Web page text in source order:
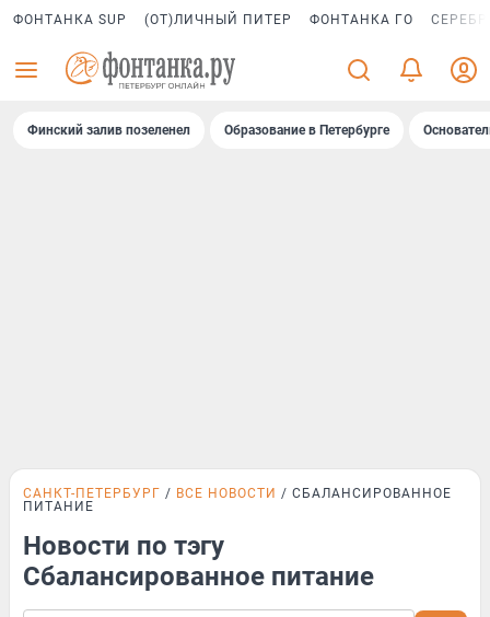
ФОНТАНКА SUP (ОТ)ЛИЧНЫЙ ПИТЕР ФОНТАНКА ГО
Финский залив позеленел Образование в Петербурге
САНКТ-ПЕТЕРБУРГ ВСЕ НОВОСТИ
СБАЛАНСИРОВАННОЕ
ПИТАНИЕ
Новости по тэгу
Сбалансированное питание